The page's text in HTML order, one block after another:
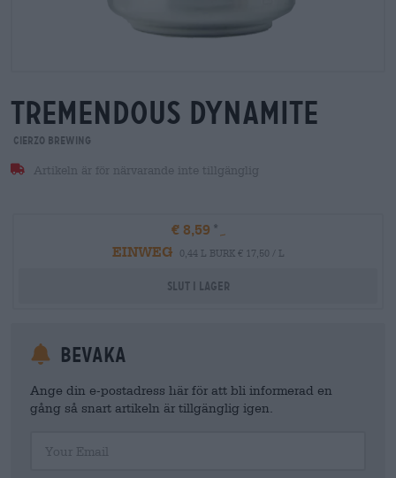
tremendous dynamite
Cierzo Brewing
Artikeln är för närvarande inte tillgänglig
€ 8,59
EINWEG
0,44 L BURK € 17,50 / L
Slut i lager
Bevaka
Ange din e-postadress här för att bli informerad en
gång så snart artikeln är tillgänglig igen.